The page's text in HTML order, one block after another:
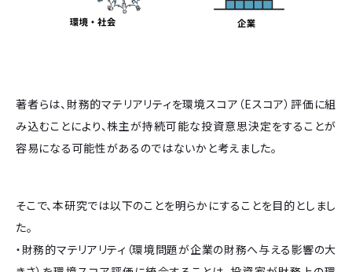
著者らは、財務的マテリアリティを環境スコア（Eスコア）評価に組
み込むことにより、株主が持続可能な投資意思決定をすることが
容易になる可能性があるのではないかと考えました。
そこで、本研究では以下のことを明らかにすることを目的としまし
た。
・財務的マテリアリティ（環境問題が企業の財務へ与える影響の大